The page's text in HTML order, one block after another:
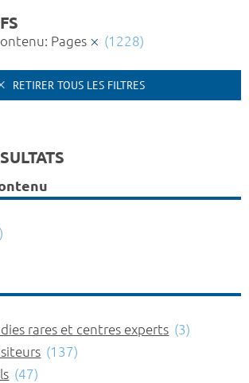
Pages (1228)
RETIRER TOUS LES FILTRES
rares et centres experts (3)
(137)
(47)